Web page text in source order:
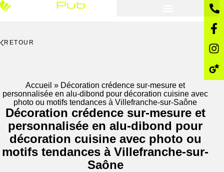
RETOUR
Accueil » Décoration crédence sur-mesure et
personnalisée en alu-dibond pour décoration cuisine avec
photo ou motifs tendances à Villefranche-sur-Saône
Décoration crédence sur-mesure et
personnalisée en alu-dibond pour
décoration cuisine avec photo ou
motifs tendances à Villefranche-sur-
Saône